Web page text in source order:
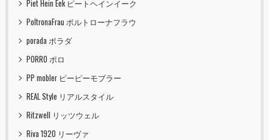
Piet Hein Eek ピートヘインイーク
PoltronaFrau ポルトローナフラウ
porada ポラダ
PORRO ポロ
PP mobler ピーピーモブラー
REAL Style リアルスタイル
Ritzwell リッツウェル
Riva 1920 リーヴァ